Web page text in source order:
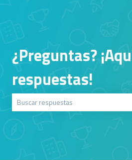
¿Preguntas?
respuestas!